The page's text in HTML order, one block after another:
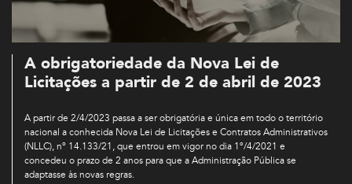
A obrigatoriedade da Nova Lei de
Licitações a partir de 2 de abril de 2023
A partir de 2/4/2023 passa a ser obrigatória e única em todo o território
nacional a conhecida Nova Lei de Licitações e Contratos Administrativos
(NLLC), nº 14.133/21, que entrou em vigor no dia 1º/4/2021 e
concedeu o prazo de 2 anos para que a Administração Pública se
adaptasse às novas regras.